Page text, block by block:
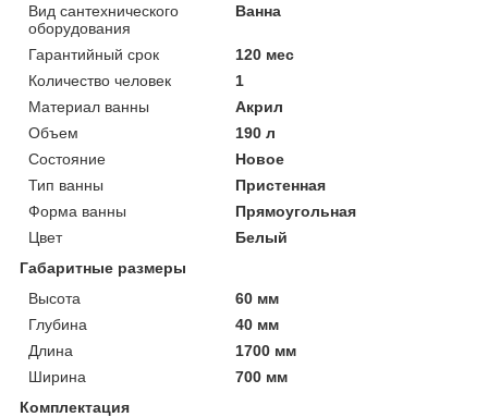
Вид сантехнического
оборудования
Ванна
Гарантийный срок
120 мес
Количество человек
1
Материал ванны
Акрил
Объем
190 л
Состояние
Новое
Тип ванны
Пристенная
Форма ванны
Прямоугольная
Цвет
Белый
Габаритные размеры
Высота
60 мм
Глубина
40 мм
Длина
1700 мм
Ширина
700 мм
Комплектация